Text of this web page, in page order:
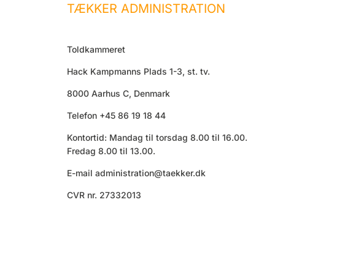
TÆKKER ADMINISTRATION
Toldkammeret
Hack Kampmanns Plads 1-3, st. tv.
8000 Aarhus C, Denmark
Telefon +45 86 19 18 44
Kontortid: Mandag til torsdag 8.00 til 16.00.
Fredag 8.00 til 13.00.
E-mail administration@taekker.dk
CVR nr. 27332013